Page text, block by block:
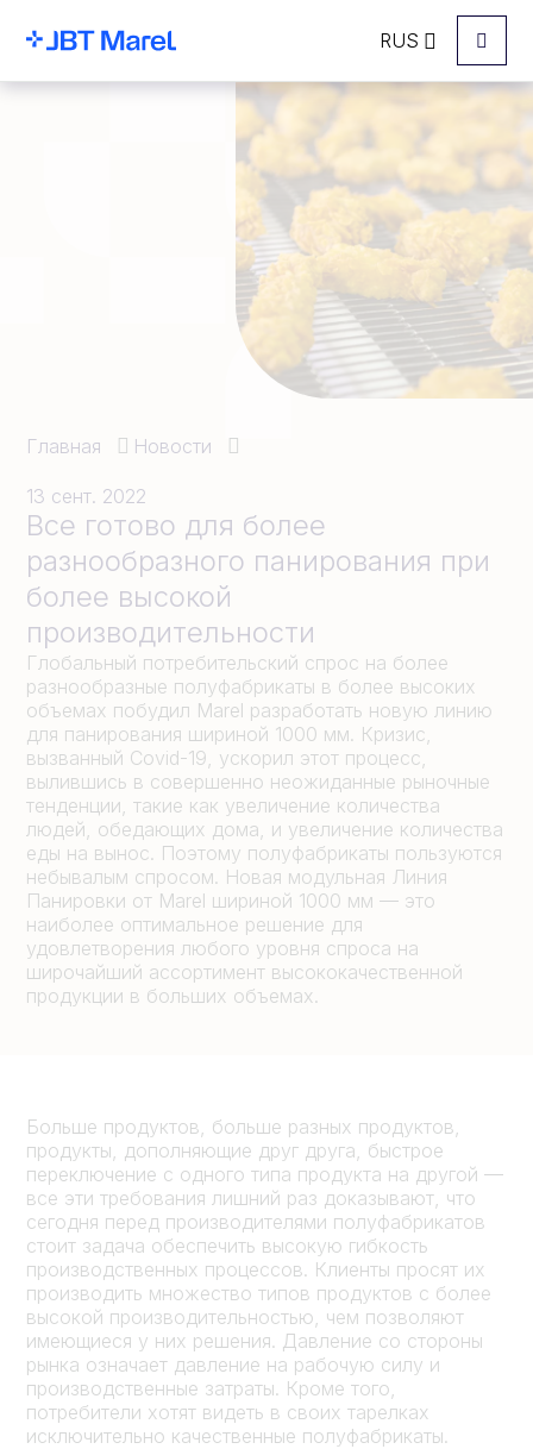
RUS Menu
Главная Новости
13 сент. 2022
Все готово для более
разнообразного панирования при
более высокой
производительности
Глобальный потребительский спрос на более
разнообразные полуфабрикаты в более высоких
объемах побудил Marel разработать новую линию
для панирования шириной 1000 мм. Кризис,
вызванный Covid-19, ускорил этот процесс,
вылившись в совершенно неожиданные рыночные
тенденции, такие как увеличение количества
людей, обедающих дома, и увеличение количества
еды на вынос. Поэтому полуфабрикаты пользуются
небывалым спросом. Новая модульная Линия
Панировки от Marel шириной 1000 мм — это
наиболее оптимальное решение для
удовлетворения любого уровня спроса на
широчайший ассортимент высококачественной
продукции в больших объемах.
Больше продуктов, больше разных продуктов,
продукты, дополняющие друг друга, быстрое
переключение с одного типа продукта на другой —
все эти требования лишний раз доказывают, что
сегодня перед производителями полуфабрикатов
стоит задача обеспечить высокую гибкость
производственных процессов. Клиенты просят их
производить множество типов продуктов с более
высокой производительностью, чем позволяют
имеющиеся у них решения. Давление со стороны
рынка означает давление на рабочую силу и
производственные затраты. Кроме того,
потребители хотят видеть в своих тарелках
исключительно качественные полуфабрикаты.